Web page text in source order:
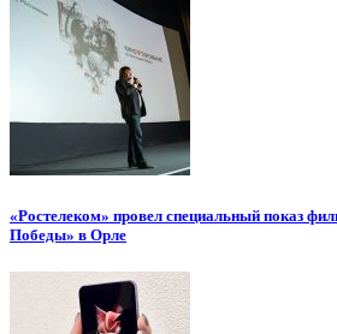
«Ростелеком» провел специальный показ
Победы» в Орле